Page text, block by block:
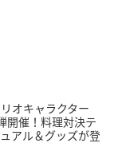
オキャラクター
開催！料理対決テ
アル＆グッズが登